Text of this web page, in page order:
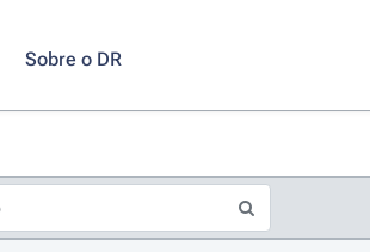
Sobre o DR